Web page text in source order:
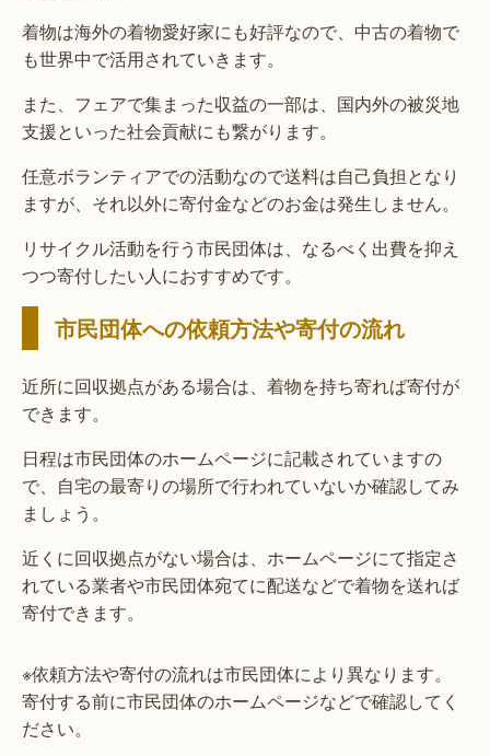
着物は海外の着物愛好家にも好評なので、中古の着物で
も世界中で活用されていきます。
また、フェアで集まった収益の一部は、国内外の被災地
支援といった社会貢献にも繋がります。
任意ボランティアでの活動なので送料は自己負担となり
ますが、それ以外に寄付金などのお金は発生しません。
リサイクル活動を行う市民団体は、なるべく出費を抑え
つつ寄付したい人におすすめです。
市民団体への依頼方法や寄付の流れ
近所に回収拠点がある場合は、着物を持ち寄れば寄付が
できます。
日程は市民団体のホームページに記載されていますの
で、自宅の最寄りの場所で行われていないか確認してみ
ましょう。
近くに回収拠点がない場合は、ホームページにて指定さ
れている業者や市民団体宛てに配送などで着物を送れば
寄付できます。
※依頼方法や寄付の流れは市民団体により異なります。
寄付する前に市民団体のホームページなどで確認してく
ださい。